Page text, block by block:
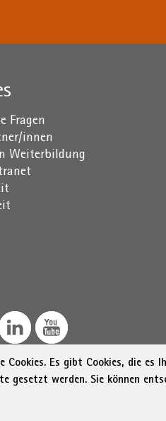
Fragen
innen
Weiterbildung
Es gibt Cookies, die es
werden. Sie können